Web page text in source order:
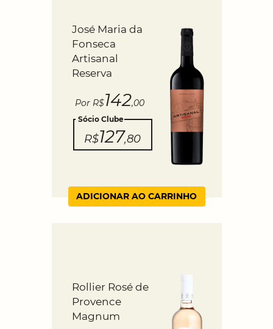
José Maria da
Fonseca
Artisanal
Reserva
Por R$142,00
Sócio Clube
R$127,80
ADICIONAR AO CARRINHO
Rollier Rosé de
Provence
Magnum